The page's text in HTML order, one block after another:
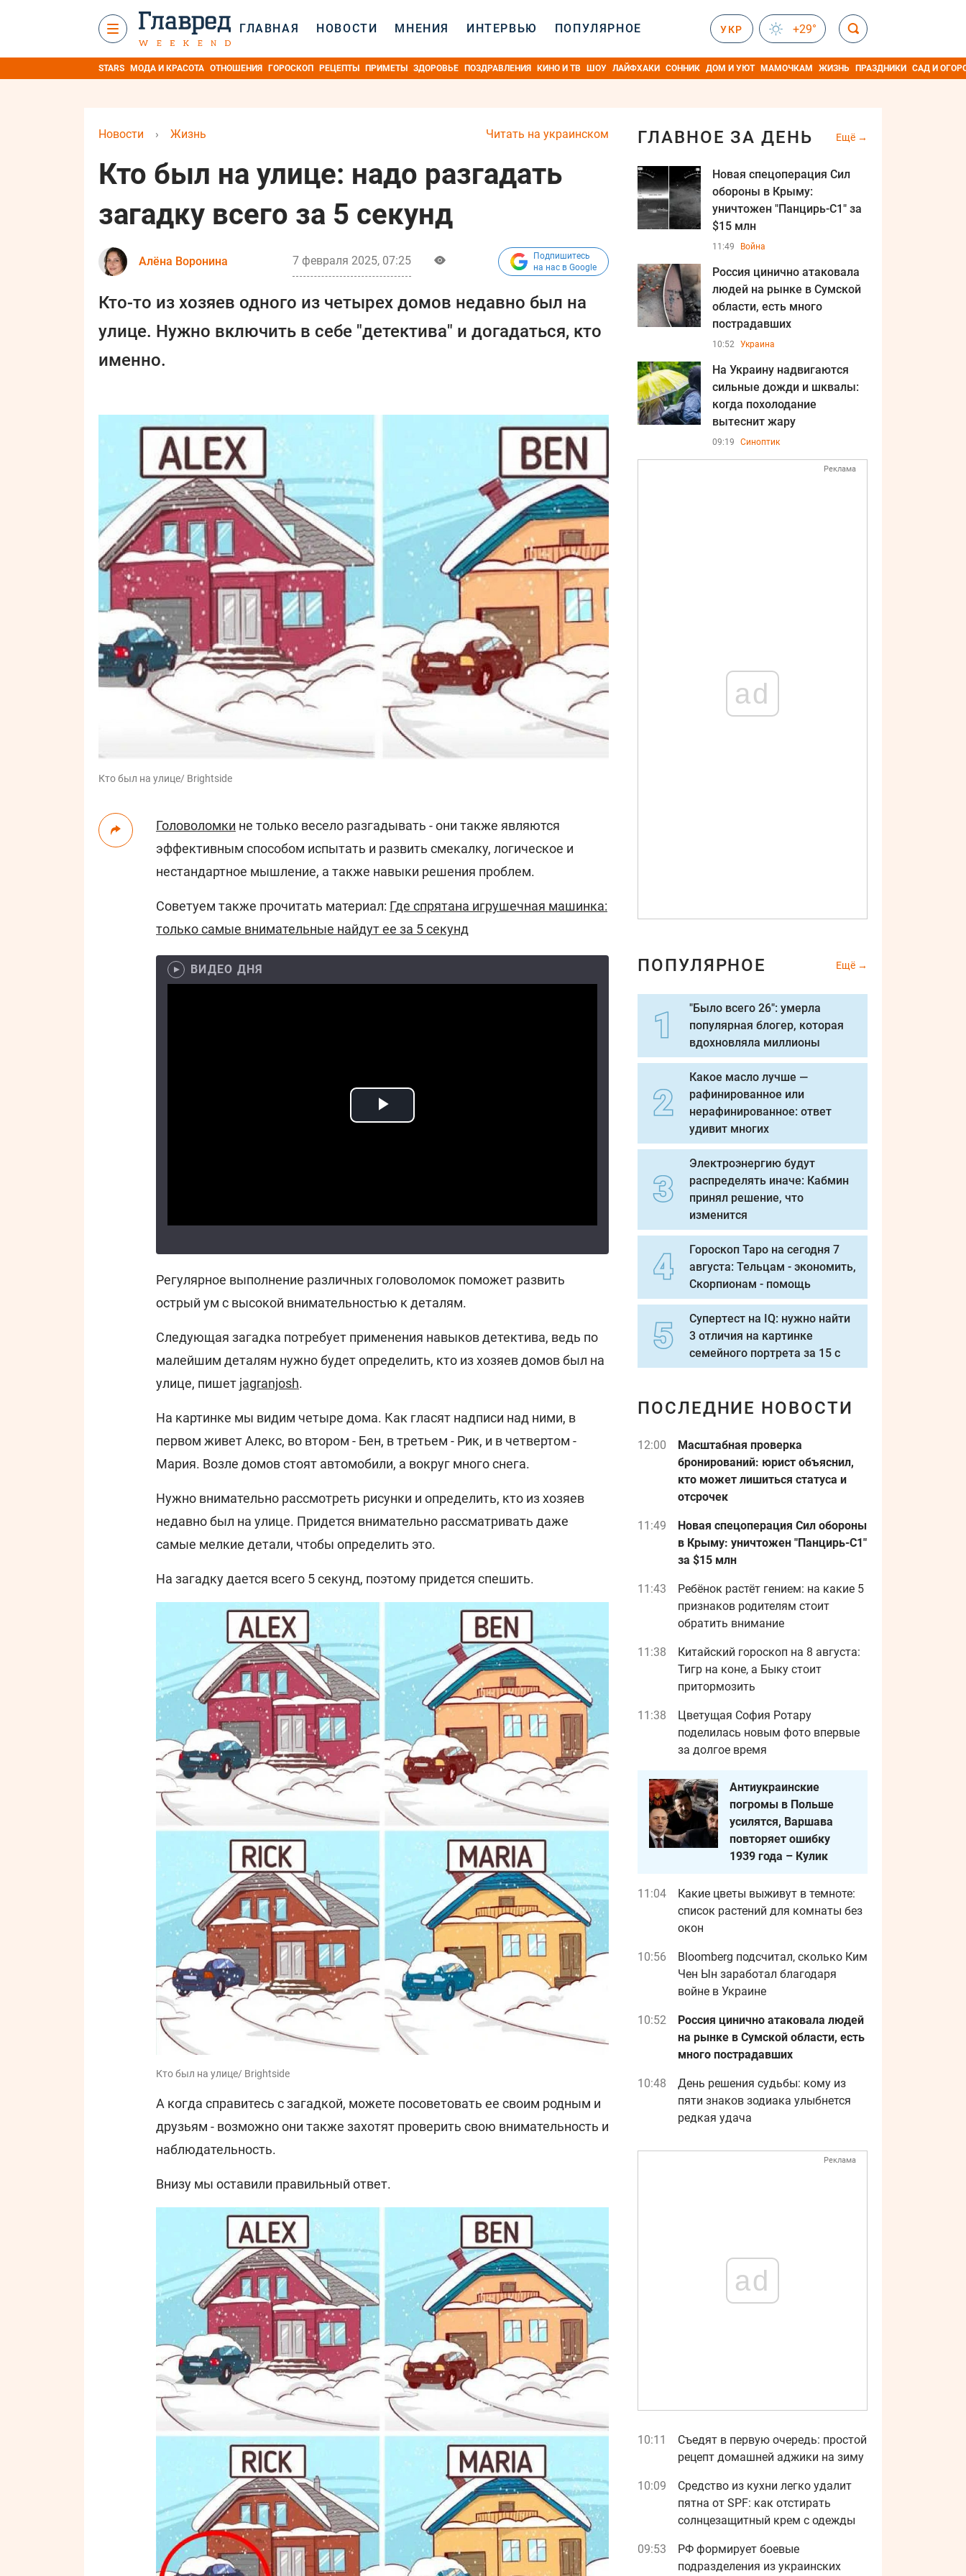
ГЛАВНАЯ НОВОСТИ МНЕНИЯ ИНТЕРВЬЮ ПОПУЛЯРНОЕ УКР +29°
STARS МОДА И КРАСОТА ОТНОШЕНИЯ ГОРОСКОП РЕЦЕПТЫ ПРИМЕТЫ ЗДОРОВЬЕ ПОЗДРАВЛЕНИЯ КИНО И ТВ ШОУ ЛАЙФХАКИ СОННИК ДОМ И УЮТ МАМОЧКАМ ЖИЗНЬ ПРАЗДНИКИ САД И
Читать на украинском
Новости › Жизнь
Кто был на улице: надо разгадать
загадку всего за 5 секунд
Алёна Воронина 7 февраля 2025, 07:25
Подпишитесь
на нас в Google
Кто-то из хозяев одного из четырех домов недавно был на
улице. Нужно включить в себе "детектива" и догадаться, кто
именно.
Кто был на улице/ Brightside
Головоломки не только весело разгадывать - они также являются
эффективным способом испытать и развить смекалку, логическое и
нестандартное мышление, а также навыки решения проблем.
Советуем также прочитать материал: Где спрятана игрушечная машинка:
только самые внимательные найдут ее за 5 секунд
ВИДЕО ДНЯ
Регулярное выполнение различных головоломок поможет развить
острый ум с высокой внимательностью к деталям.
Следующая загадка потребует применения навыков детектива, ведь по
малейшим деталям нужно будет определить, кто из хозяев домов был на
улице, пишет jagranjosh.
На картинке мы видим четыре дома. Как гласят надписи над ними, в
первом живет Алекс, во втором - Бен, в третьем - Рик, и в четвертом -
Мария. Возле домов стоят автомобили, а вокруг много снега.
Нужно внимательно рассмотреть рисунки и определить, кто из хозяев
недавно был на улице. Придется внимательно рассматривать даже
самые мелкие детали, чтобы определить это.
На загадку дается всего 5 секунд, поэтому придется спешить.
Кто был на улице/ Brightside
А когда справитесь с загадкой, можете посоветовать ее своим родным и
друзьям - возможно они также захотят проверить свою внимательность и
наблюдательность.
Внизу мы оставили правильный ответ.
ГЛАВНОЕ ЗА ДЕНЬ Ещё
Новая спецоперация Сил
обороны в Крыму:
уничтожен "Панцирь-С1" за
$15 млн
11:49 Война
Россия цинично атаковала
людей на рынке в Сумской
области, есть много
пострадавших
10:52 Украина
На Украину надвигаются
сильные дожди и шквалы:
когда похолодание
вытеснит жару
09:19 Синоптик
Реклама
ad
ПОПУЛЯРНОЕ Ещё
"Было всего 26": умерла
популярная блогер, которая
вдохновляла миллионы
Какое масло лучше —
рафинированное или
нерафинированное: ответ
удивит многих
Электроэнергию будут
распределять иначе: Кабмин
принял решение, что
изменится
Гороскоп Таро на сегодня 7
августа: Тельцам - экономить,
Скорпионам - помощь
Супертест на IQ: нужно найти
3 отличия на картинке
семейного портрета за 15 с
ПОСЛЕДНИЕ НОВОСТИ
12:00
Масштабная проверка
бронирований: юрист объяснил,
кто может лишиться статуса и
отсрочек
11:49
Новая спецоперация Сил обороны
в Крыму: уничтожен "Панцирь-С1"
за $15 млн
11:43
Ребёнок растёт гением: на какие 5
признаков родителям стоит
обратить внимание
11:38
Китайский гороскоп на 8 августа:
Тигр на коне, а Быку стоит
притормозить
11:38
Цветущая София Ротару
поделилась новым фото впервые
за долгое время
Антиукраинские
погромы в Польше
усилятся, Варшава
повторяет ошибку
1939 года – Кулик
11:04
Какие цветы выживут в темноте:
список растений для комнаты без
окон
10:56
Bloomberg подсчитал, сколько Ким
Чен Ын заработал благодаря
войне в Украине
10:52
Россия цинично атаковала людей
на рынке в Сумской области, есть
много пострадавших
10:48
День решения судьбы: кому из
пяти знаков зодиака улыбнется
редкая удача
Реклама
ad
10:11
Съедят в первую очередь: простой
рецепт домашней аджики на зиму
10:09
Средство из кухни легко удалит
пятна от SPF: как отстирать
солнцезащитный крем с одежды
09:53
РФ формирует боевые
подразделения из украинских